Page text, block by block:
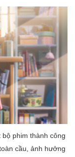
phim thành công
cầu, ảnh hưởng